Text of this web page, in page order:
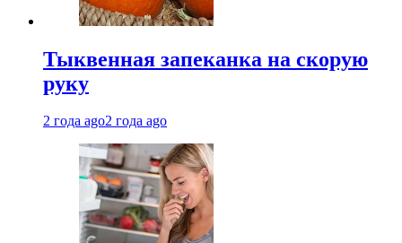
Тыквенная запеканка на скорую
руку
2 года ago2 года ago